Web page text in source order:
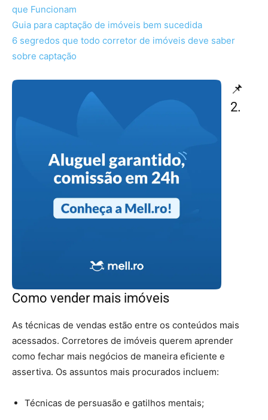
que Funcionam
Guia para captação de imóveis bem sucedida
6 segredos que todo corretor de imóveis deve saber
sobre captação
📌
2.
Como vender mais imóveis
As técnicas de vendas estão entre os conteúdos mais
acessados. Corretores de imóveis querem aprender
como fechar mais negócios de maneira eficiente e
assertiva. Os assuntos mais procurados incluem:
Técnicas de persuasão e gatilhos mentais;